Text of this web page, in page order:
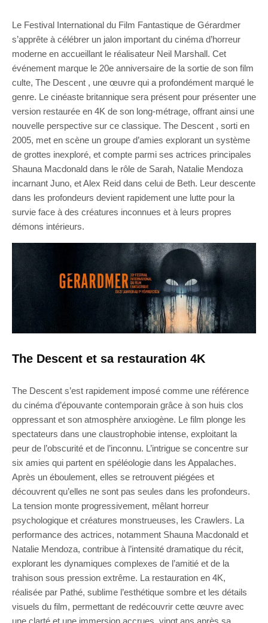
Le Festival International du Film Fantastique de Gérardmer
s’apprête à célébrer un jalon important du cinéma d’horreur
moderne en accueillant le réalisateur Neil Marshall. Cet
événement marque le 20e anniversaire de la sortie de son film
culte, The Descent , une œuvre qui a profondément marqué le
genre. Le cinéaste britannique sera présent pour présenter une
version restaurée en 4K de son long-métrage, offrant ainsi une
nouvelle perspective sur ce classique. The Descent , sorti en
2005, met en scène un groupe d’amies explorant un système
de grottes inexploré, et compte parmi ses actrices principales
Shauna Macdonald dans le rôle de Sarah, Natalie Mendoza
incarnant Juno, et Alex Reid dans celui de Beth. Leur descente
dans les profondeurs devient rapidement une lutte pour la
survie face à des créatures inconnues et à leurs propres
démons intérieurs.
The Descent et sa restauration 4K
The Descent s’est rapidement imposé comme une référence
du cinéma d’épouvante contemporain grâce à son huis clos
oppressant et son atmosphère anxiogène. Le film plonge les
spectateurs dans une claustrophobie intense, exploitant la
peur de l’obscurité et de l’inconnu. L’intrigue se concentre sur
six amies qui partent en spéléologie dans les Appalaches.
Après un éboulement, elles se retrouvent piégées et
découvrent qu’elles ne sont pas seules dans les profondeurs.
La tension monte progressivement, mêlant horreur
psychologique et créatures monstrueuses, les Crawlers. La
performance des actrices, notamment Shauna Macdonald et
Natalie Mendoza, contribue à l’intensité dramatique du récit,
explorant les dynamiques complexes de l’amitié et de la
trahison sous pression extrême. La restauration en 4K,
réalisée par Pathé, sublime l’esthétique sombre et les détails
visuels du film, permettant de redécouvrir cette œuvre avec
une clarté et une immersion accrues, vingt ans après sa